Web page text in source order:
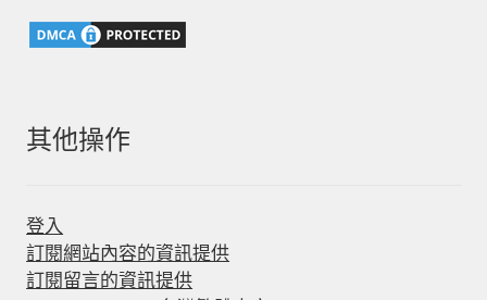
字:
其他操作
登入
訂閱網站內容的資訊提供
訂閱留言的資訊提供